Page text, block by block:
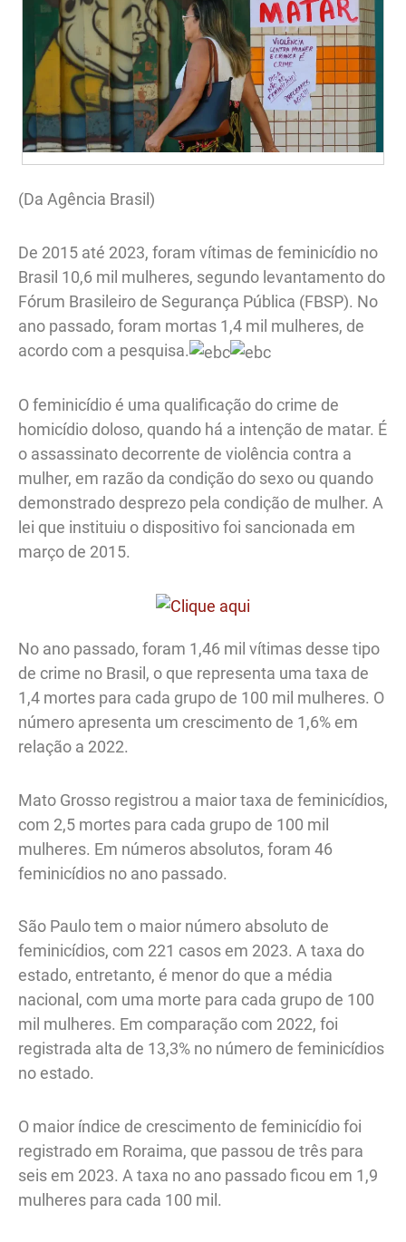
(Da Agência Brasil)
De 2015 até 2023, foram vítimas de feminicídio no
Brasil 10,6 mil mulheres, segundo levantamento do
Fórum Brasileiro de Segurança Pública (FBSP). No
ano passado, foram mortas 1,4 mil mulheres, de
acordo com a pesquisa.
O feminicídio é uma qualificação do crime de
homicídio doloso, quando há a intenção de matar. É
o assassinato decorrente de violência contra a
mulher, em razão da condição do sexo ou quando
demonstrado desprezo pela condição de mulher. A
lei que instituiu o dispositivo foi sancionada em
março de 2015.
No ano passado, foram 1,46 mil vítimas desse tipo
de crime no Brasil, o que representa uma taxa de
1,4 mortes para cada grupo de 100 mil mulheres. O
número apresenta um crescimento de 1,6% em
relação a 2022.
Mato Grosso registrou a maior taxa de feminicídios,
com 2,5 mortes para cada grupo de 100 mil
mulheres. Em números absolutos, foram 46
feminicídios no ano passado.
São Paulo tem o maior número absoluto de
feminicídios, com 221 casos em 2023. A taxa do
estado, entretanto, é menor do que a média
nacional, com uma morte para cada grupo de 100
mil mulheres. Em comparação com 2022, foi
registrada alta de 13,3% no número de feminicídios
no estado.
O maior índice de crescimento de feminicídio foi
registrado em Roraima, que passou de três para
seis em 2023. A taxa no ano passado ficou em 1,9
mulheres para cada 100 mil.